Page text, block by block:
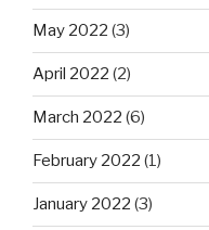
May 2022 (3)
April 2022 (2)
March 2022 (6)
February 2022 (1)
January 2022 (3)